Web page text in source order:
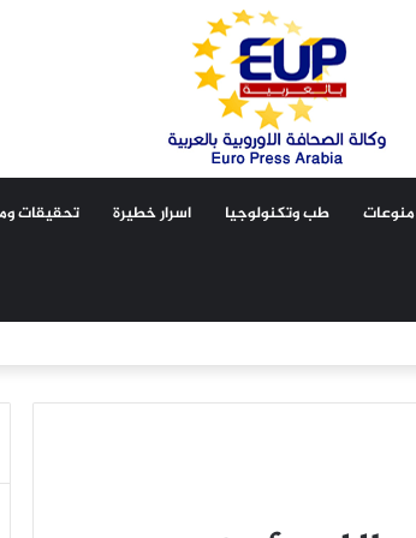
منوعات طب وتكنولوجيا اسرار خطيرة تحقيقات